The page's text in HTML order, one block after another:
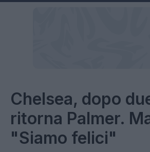
Chelsea, dopo
ritorna Palmer.
"Siamo felici"